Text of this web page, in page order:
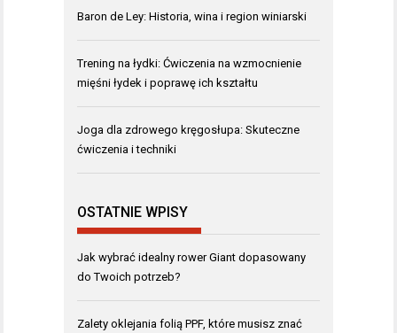
Baron de Ley: Historia, wina i region winiarski
Trening na łydki: Ćwiczenia na wzmocnienie
mięśni łydek i poprawę ich kształtu
Joga dla zdrowego kręgosłupa: Skuteczne
ćwiczenia i techniki
OSTATNIE WPISY
Jak wybrać idealny rower Giant dopasowany
do Twoich potrzeb?
Zalety oklejania folią PPF, które musisz znać